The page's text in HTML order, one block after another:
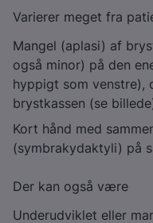
Varierer meget fra
Mangel (aplasi) af
også minor) på den
hyppigt som venstre),
brystkassen (se
Kort hånd med
(symbrakydaktyli) på
Der kan også være
Underudviklet eller